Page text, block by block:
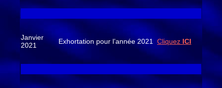
Janvier
2021
Exhortation pour l’année 2021 Cliquez ICI